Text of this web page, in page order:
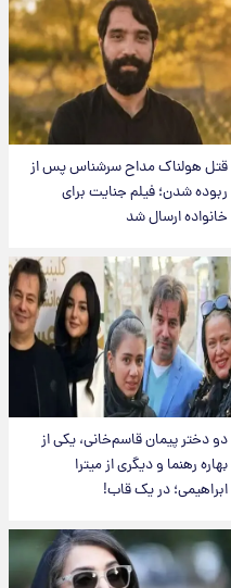
قتل هولناک مداح سرشناس پس از
ربوده شدن؛ فیلم جنایت برای
خانواده ارسال شد
دو دختر پیمان قاسم‌خانی، یکی از
بهاره رهنما و دیگری از میترا
ابراهیمی؛ در یک قاب!